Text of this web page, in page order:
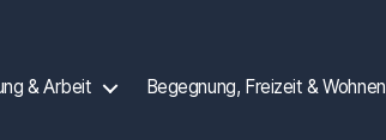
& Arbeit Begegnung, Freizeit & Wohnen